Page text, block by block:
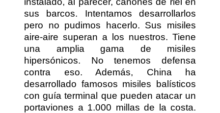
sus barcos. Intentamos desarrollarlos
pero no pudimos hacerlo. Sus misiles
aire-aire superan a los nuestros. Tiene
una amplia gama de misiles
hipersónicos. No tenemos defensa
contra eso. Además, China ha
desarrollado famosos misiles balísticos
con guía terminal que pueden atacar un
portaviones a 1.000 millas de la costa.